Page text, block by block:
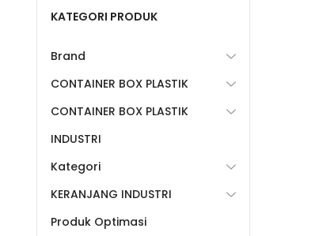
KATEGORI PRODUK
Brand
CONTAINER BOX PLASTIK
CONTAINER BOX PLASTIK
INDUSTRI
Kategori
KERANJANG INDUSTRI
Produk Optimasi